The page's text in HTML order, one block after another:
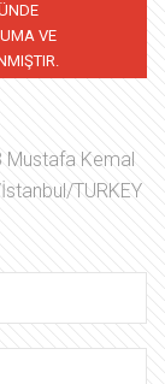
VE
Kemal
TURKEY